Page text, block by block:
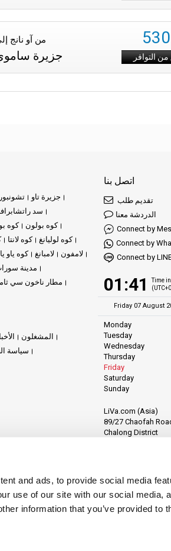
and ads, to provide social media
use of our site with our social media,
information that you’ve provided to
من آو نانج
جزيرة
530
التوافر
جزيرة تاو
سد
كوه بو
كوه بولون
كوه لانتا
كوه لوليانغ
كوه ياو لامبانغ
لامفون
مدينة
مطار ناخون سي
المشغلون
سياسة
اتصل بنا
تقديم طلب
الدردشة معنا
Connect by
Connect by
Connect by
01:41
Time
Friday 07 August
Monday
Tuesday
Wednesday
Thursday
Friday
Saturday
Sunday
LiVa.com (Asia)
89/27 Chaofah
Chalong District